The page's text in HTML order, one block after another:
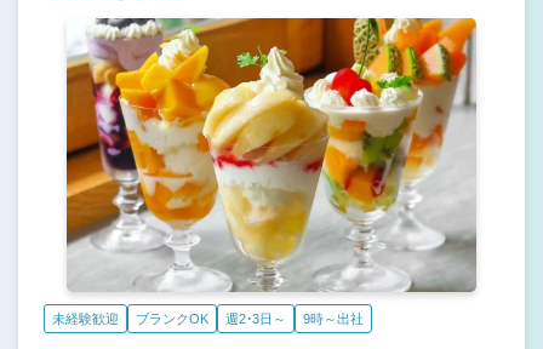
未経験歓迎 ブランクOK 週2・3日～ 9時～出社